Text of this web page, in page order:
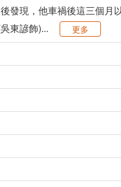
發現，他車禍後這三個
東諺飾)...
更多